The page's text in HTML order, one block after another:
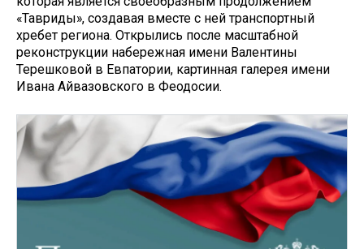
«Тавриды», создавая вместе с ней транспортный
хребет региона. Открылись после масштабной
реконструкции набережная имени Валентины
Терешковой в Евпатории, картинная галерея имени
Ивана Айвазовского в Феодосии.